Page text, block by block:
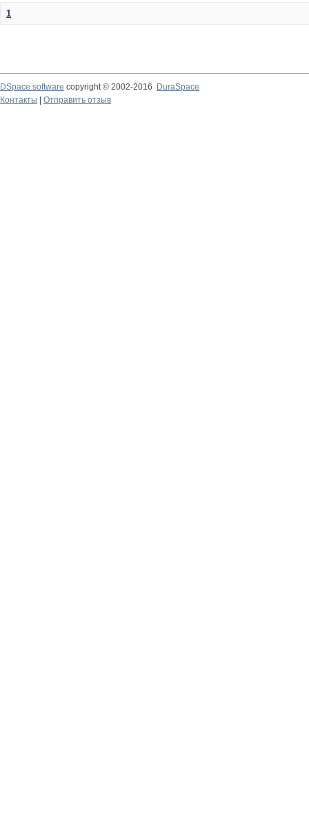
1
DSpace software copyright © 2002-2016
DuraSpace
Контакты
Отправить отзыв